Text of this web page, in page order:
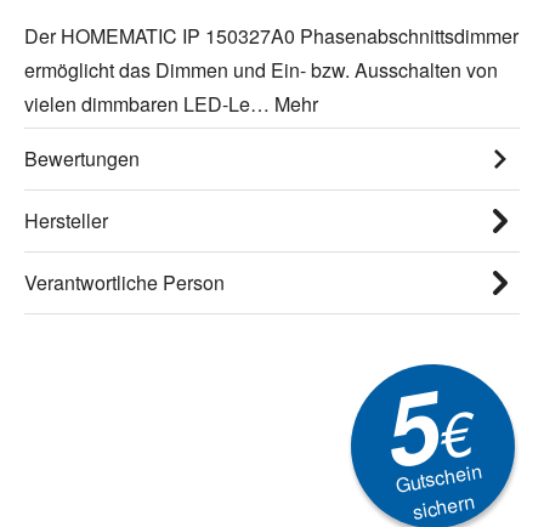
Der HOMEMATIC IP 150327A0 Phasenabschnittsdimmer
ermöglicht das Dimmen und Ein- bzw. Ausschalten von
vielen dimmbaren LED-Le… Mehr
Bewertungen
Hersteller
Verantwortliche Person
5€
Gutschein
sichern